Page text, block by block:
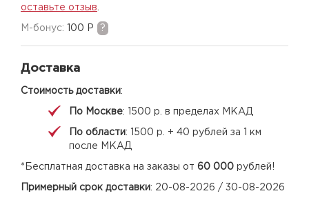
оставьте отзыв
M-бонус: 100 Р ?
Доставка
Стоимость доставки:
По Москве: 1500 р. в пределах МКАД
По области: 1500 р. + 40 рублей за 1 км
после МКАД
*Бесплатная доставка на заказы от 60 000 рублей!
Примерный срок доставки: 20-08-2026 / 30-08-2026